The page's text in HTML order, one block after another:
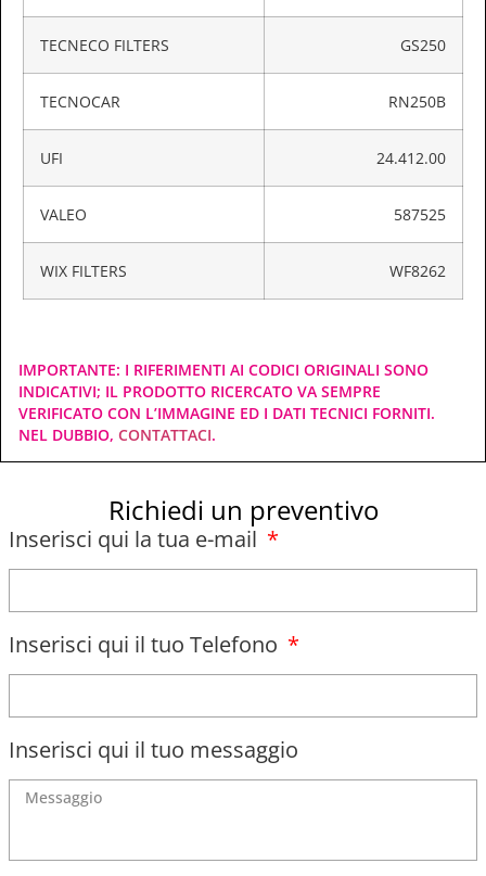
TECNECO FILTERS GS250
TECNOCAR RN250B
UFI 24.412.00
VALEO 587525
WIX FILTERS WF8262
IMPORTANTE: I RIFERIMENTI AI CODICI ORIGINALI SONO
INDICATIVI; IL PRODOTTO RICERCATO VA SEMPRE
VERIFICATO CON L’IMMAGINE ED I DATI TECNICI FORNITI.
NEL DUBBIO, CONTATTACI.
Richiedi un preventivo
Inserisci qui la tua e-mail
Inserisci qui il tuo Telefono
Inserisci qui il tuo messaggio